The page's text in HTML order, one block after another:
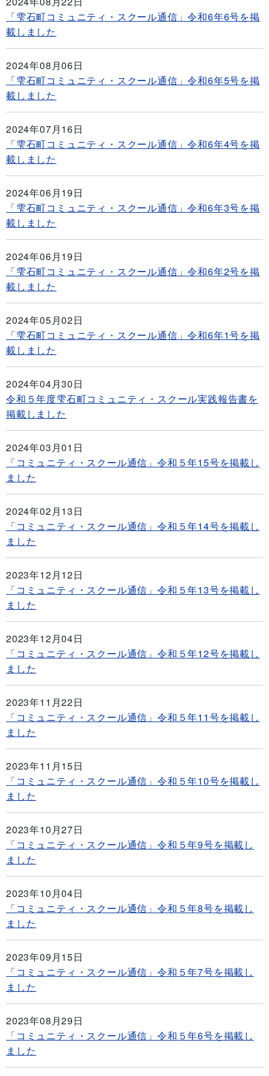
「雫石町コミュニティ・スクール通信」令和6年6号を掲
載しました
2024年08月06日
「雫石町コミュニティ・スクール通信」令和6年5号を掲
載しました
2024年07月16日
「雫石町コミュニティ・スクール通信」令和6年4号を掲
載しました
2024年06月19日
「雫石町コミュニティ・スクール通信」令和6年3号を掲
載しました
2024年06月19日
「雫石町コミュニティ・スクール通信」令和6年2号を掲
載しました
2024年05月02日
「雫石町コミュニティ・スクール通信」令和6年1号を掲
載しました
2024年04月30日
令和５年度雫石町コミュニティ・スクール実践報告書を
掲載しました
2024年03月01日
「コミュニティ・スクール通信」令和５年15号を掲載し
ました
2024年02月13日
「コミュニティ・スクール通信」令和５年14号を掲載し
ました
2023年12月12日
「コミュニティ・スクール通信」令和５年13号を掲載し
ました
2023年12月04日
「コミュニティ・スクール通信」令和５年12号を掲載し
ました
2023年11月22日
「コミュニティ・スクール通信」令和５年11号を掲載し
ました
2023年11月15日
「コミュニティ・スクール通信」令和５年10号を掲載し
ました
2023年10月27日
「コミュニティ・スクール通信」令和５年9号を掲載し
ました
2023年10月04日
「コミュニティ・スクール通信」令和５年8号を掲載し
ました
2023年09月15日
「コミュニティ・スクール通信」令和５年7号を掲載し
ました
2023年08月29日
「コミュニティ・スクール通信」令和５年6号を掲載し
ました